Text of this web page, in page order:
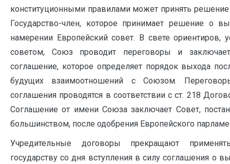
конституционными правилами может принять
Государство-член, которое принимает решение о
намерении Европейский совет. В свете ориентиров,
советом, Союз проводит переговоры и
соглашение, которое определяет порядок выхода
будущих взаимоотношений с Союзом.
соглашения проводятся в соответствии с ст. 218
Соглашение от имени Союза заключает Совет,
большинством, после одобрения Европейского
Учредительные договоры прекращают
государству со дня вступления в силу соглашения о